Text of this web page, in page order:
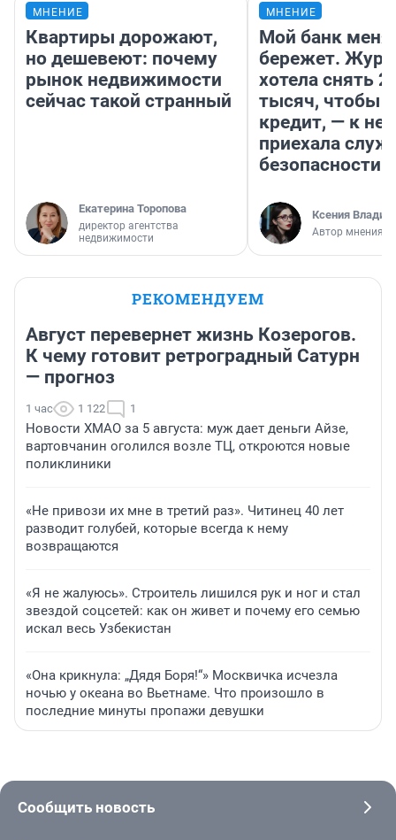
МНЕНИЕ
Квартиры дорожают,
но дешевеют: почему
рынок недвижимости
сейчас такой странный
Екатерина Торопова
директор агентства
недвижимости
МНЕНИЕ
Мой банк меня
бережет.
хотела снять
тысяч, чтобы
кредит, — к
приехала
безопасности
Ксения
Автор мнения
РЕКОМЕНДУЕМ
Август перевернет жизнь Козерогов.
К чему готовит ретроградный Сатурн
— прогноз
1 час 1 122 1
Новости ХМАО за 5 августа: муж дает деньги Айзе,
вартовчанин оголился возле ТЦ, откроются новые
поликлиники
«Не привози их мне в третий раз». Читинец 40 лет
разводит голубей, которые всегда к нему
возвращаются
«Я не жалуюсь». Строитель лишился рук и ног и стал
звездой соцсетей: как он живет и почему его семью
искал весь Узбекистан
«Она крикнула: „Дядя Боря!“» Москвичка исчезла
ночью у океана во Вьетнаме. Что произошло в
последние минуты пропажи девушки
Сообщить новость